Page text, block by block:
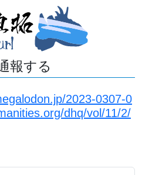
報する
2023-0307-0
dhq/vol/11/2/